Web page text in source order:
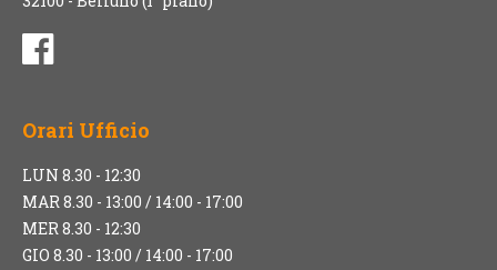
Orari Ufficio
LUN 8.30 - 12:30
MAR 8.30 - 13:00 / 14:00 - 17:00
MER 8.30 - 12:30
GIO 8.30 - 13:00 / 14:00 - 17:00